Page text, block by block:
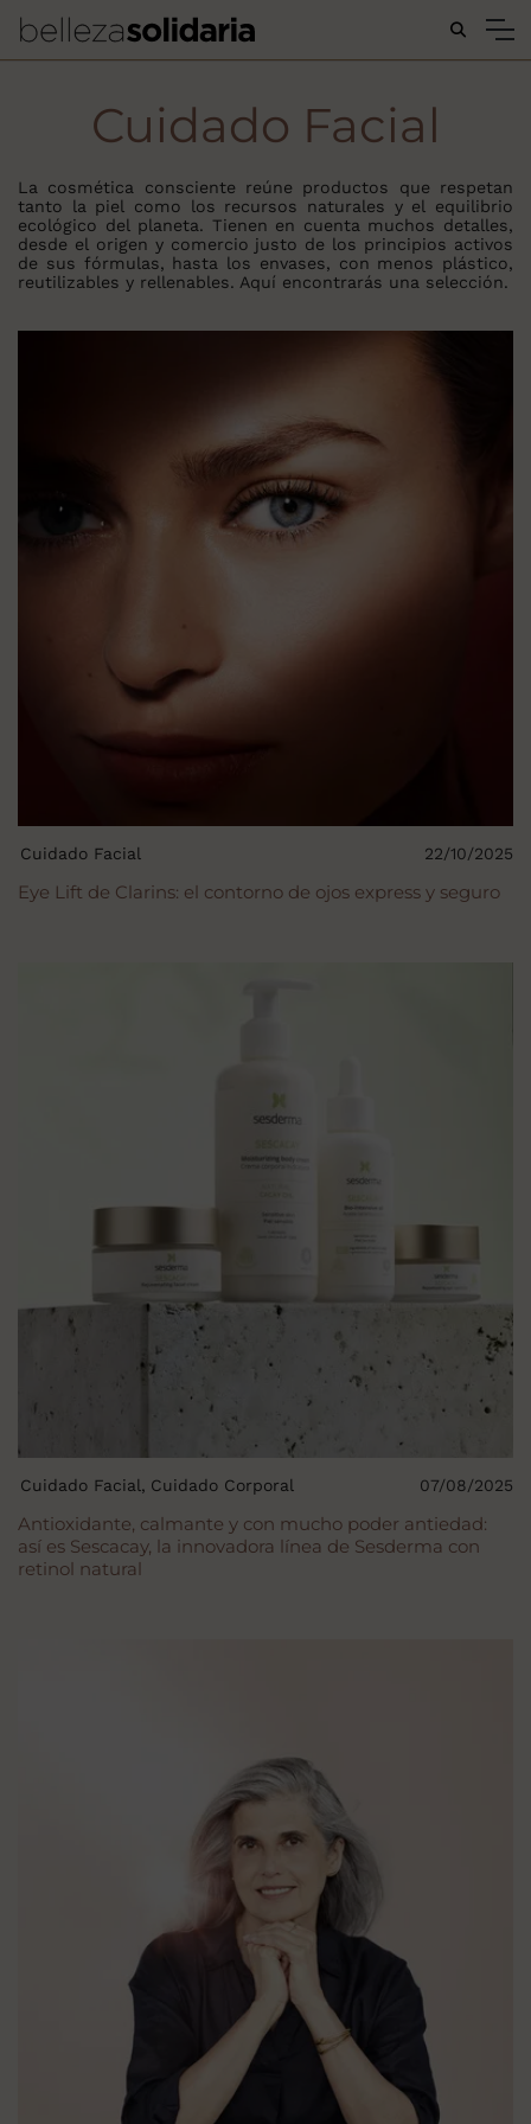
Buscar...
Cuidado Facial
La cosmética consciente reúne productos que respetan
tanto la piel como los recursos naturales y el equilibrio
ecológico del planeta. Tienen en cuenta muchos detalles,
desde el origen y comercio justo de los principios activos
de sus fórmulas, hasta los envases, con menos plástico,
reutilizables y rellenables. Aquí encontrarás una selección.
Eye Lift de Clarins: el contorno de ojos express y seguro
Cuidado Facial 22/10/2025
Antioxidante, calmante y con mucho poder antiedad:
así es Sescacay, la innovadora línea de Sesderma con
retinol natural
Cuidado Facial Cuidado Corporal 07/08/2025